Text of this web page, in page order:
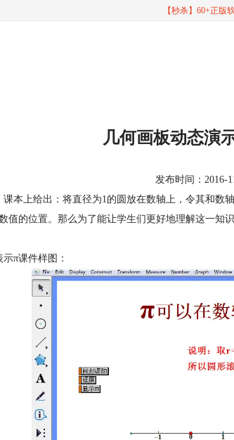
【秒杀】60+正版
几何画板动态演
发布时间：2016-
本上给出：将直径为1的圆放在数轴上，令其和
值的位置。那么为了能让学生们更好地理解这一知
π课件样图：